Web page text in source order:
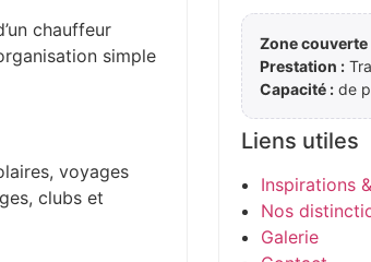
chauffeur
simple
voyages
clubs et
Zone couverte
Prestation :
Capacité : de
Liens utiles
Inspirations
Nos
Galerie